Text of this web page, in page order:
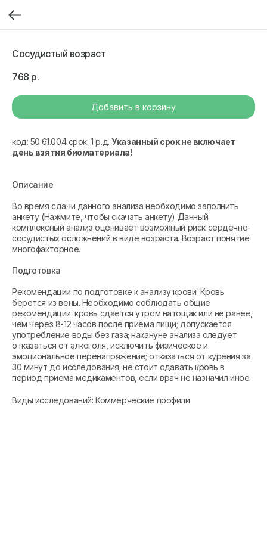
Сосудистый возраст
768 р.
Добавить в корзину
код: 50.61.004 срок: 1 р.д.Указанный срок не включает
день взятия биоматериала!
Описание
Во время сдачи данного анализа необходимо заполнить
анкету (Нажмите, чтобы скачать анкету) Данный
комплексный анализ оценивает возможный риск сердечно-
сосудистых осложнений в виде возраста. Возраст понятие
многофакторное.
Подготовка
Рекомендации по подготовке к анализу крови: Кровь
берется из вены. Необходимо соблюдать общие
рекомендации: кровь сдается утром натощак или не ранее,
чем через 8-12 часов после приема пищи; допускается
употребление воды без газа; накануне анализа следует
отказаться от алкоголя, исключить физическое и
эмоциональное перенапряжение; отказаться от курения за
30 минут до исследования; не стоит сдавать кровь в
период приема медикаментов, если врач не назначил иное.
Виды исследований: Коммерческие профили